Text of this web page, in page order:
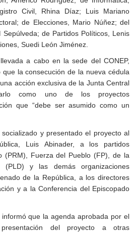
Civil, Rhina Díaz; Luis Mariano
de Elecciones, Mario Núñez; del
Sepúlveda; de Partidos Políticos, Lenis
Suedi León Jiménez.
a cabo en la sede del CONEP,
la consecución de la nueva cédula
acción exclusiva de la Junta Central
como uno de los proyectos
que “debe ser asumido como un
y presentado el proyecto al
Luis Abinader, a los partidos
(PRM), Fuerza del Pueblo (FP), de la
(PLD) y las demás organizaciones
de la República, a los directores
y a la Conferencia del Episcopado
que la agenda aprobada por el
del proyecto a otras